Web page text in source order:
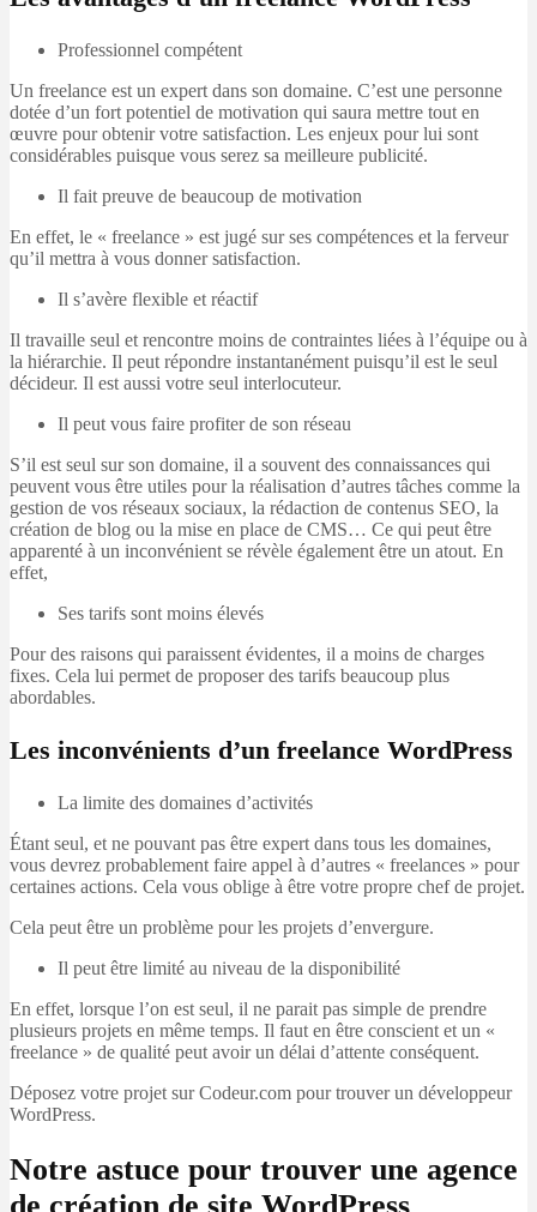
Professionnel compétent
Un freelance est un expert dans son domaine. C’est une personne
dotée d’un fort potentiel de motivation qui saura mettre tout en
œuvre pour obtenir votre satisfaction. Les enjeux pour lui sont
considérables puisque vous serez sa meilleure publicité.
Il fait preuve de beaucoup de motivation
En effet, le « freelance » est jugé sur ses compétences et la ferveur
qu’il mettra à vous donner satisfaction.
Il s’avère flexible et réactif
Il travaille seul et rencontre moins de contraintes liées à l’équipe ou à
la hiérarchie. Il peut répondre instantanément puisqu’il est le seul
décideur. Il est aussi votre seul interlocuteur.
Il peut vous faire profiter de son réseau
S’il est seul sur son domaine, il a souvent des connaissances qui
peuvent vous être utiles pour la réalisation d’autres tâches comme la
gestion de vos réseaux sociaux, la rédaction de contenus SEO, la
création de blog ou la mise en place de CMS… Ce qui peut être
apparenté à un inconvénient se révèle également être un atout. En
effet,
Ses tarifs sont moins élevés
Pour des raisons qui paraissent évidentes, il a moins de charges
fixes. Cela lui permet de proposer des tarifs beaucoup plus
abordables.
Les inconvénients d’un freelance WordPress
La limite des domaines d’activités
Étant seul, et ne pouvant pas être expert dans tous les domaines,
vous devrez probablement faire appel à d’autres « freelances » pour
certaines actions. Cela vous oblige à être votre propre chef de projet.
Cela peut être un problème pour les projets d’envergure.
Il peut être limité au niveau de la disponibilité
En effet, lorsque l’on est seul, il ne parait pas simple de prendre
plusieurs projets en même temps. Il faut en être conscient et un «
freelance » de qualité peut avoir un délai d’attente conséquent.
Déposez votre projet sur Codeur.com pour trouver un développeur
WordPress.
Notre astuce pour trouver une agence